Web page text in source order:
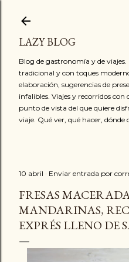
LAZY BLOG
Blog de gastronomía y de viajes.
tradicional y con toques
elaboración, sugerencias de
infalibles. Viajes y recorridos
punto de vista del que quiere
viaje. Qué ver, qué hacer, dónde
10 abril Enviar entrada por
FRESAS
MANDARINAS,
EXPRÉS LLENO DE